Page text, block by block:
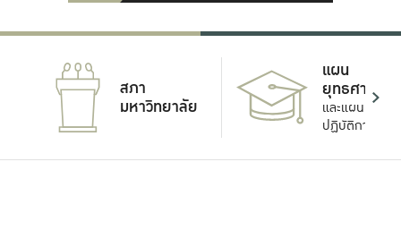
สภา
มหาวิทยาลัย
แผน
ยุทธศาสตร์
และแผน
ปฏิบัติการ